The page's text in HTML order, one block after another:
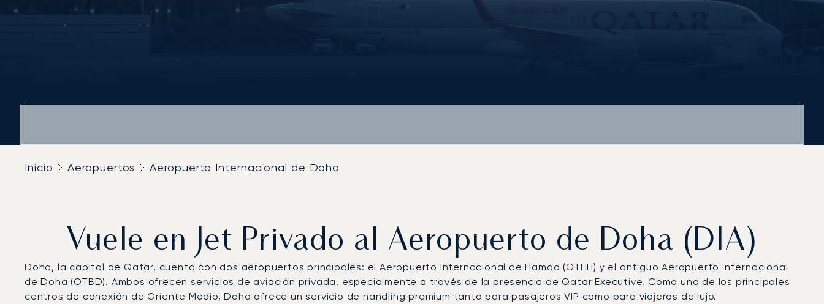
Inicio Aeropuertos Aeropuerto Internacional de Doha
Vuele en Jet Privado al Aeropuerto de Doha (DIA)
Doha, la capital de Qatar, cuenta con dos aeropuertos principales: el Aeropuerto Internacional de Hamad (OTHH) y el antiguo Aeropuerto Internacional
de Doha (OTBD). Ambos ofrecen servicios de aviación privada, especialmente a través de la presencia de Qatar Executive. Como uno de los principales
centros de conexión de Oriente Medio, Doha ofrece un servicio de handling premium tanto para pasajeros VIP como para viajeros de lujo.